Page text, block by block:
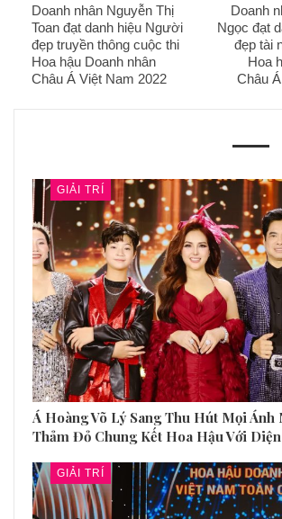
Doanh nhân Nguyễn Thị
Toan đạt danh hiệu Người
đẹp truyền thông cuộc thi
Hoa hậu Doanh nhân
Châu Á Việt Nam 2022
Doanh
Ngọc đạt
đẹp tài
Hoa
Châu
GIẢI TRÍ
Á Hoàng Võ Lý Sang Thu Hút Mọi
Thảm Đỏ Chung Kết Hoa Hậu Với
GIẢI TRÍ